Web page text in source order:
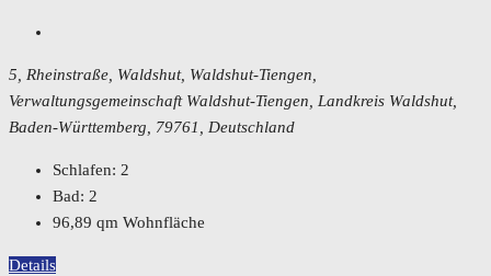
5, Rheinstraße, Waldshut, Waldshut-Tiengen,
Verwaltungsgemeinschaft Waldshut-Tiengen, Landkreis Waldshut,
Baden-Württemberg, 79761, Deutschland
Schlafen: 2
Bad: 2
96,89 qm Wohnfläche
Details